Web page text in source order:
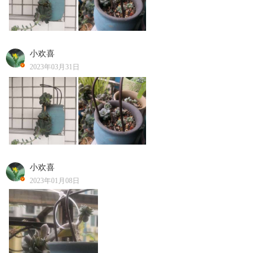
小欢喜
2023年03月31日
小欢喜
2023年01月08日